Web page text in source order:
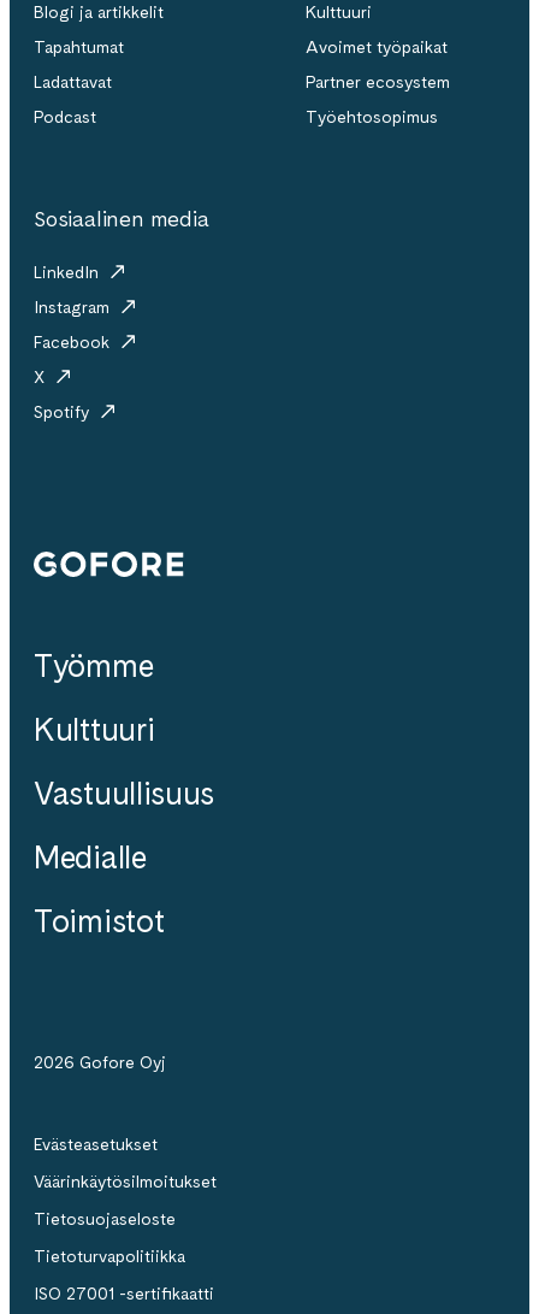
Blogi ja artikkelit
Tapahtumat
Ladattavat
Podcast
Kulttuuri
Avoimet työpaikat
Partner ecosystem
Työehtosopimus
Sosiaalinen media
LinkedIn
Instagram
Facebook
X
Spotify
Gofore
Työmme
Kulttuuri
Vastuullisuus
Medialle
Toimistot
2026 Gofore Oyj
Evästeasetukset
Väärinkäytösilmoitukset
Tietosuojaseloste
Tietoturvapolitiikka
ISO 27001 -sertifikaatti